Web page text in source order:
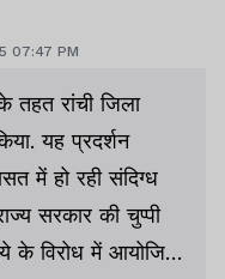
07:47 PM
तहत रांची जिला
यह प्रदर्शन
में हो रही संदिग्ध
सरकार की चुप्पी
के विरोध में आयोजित